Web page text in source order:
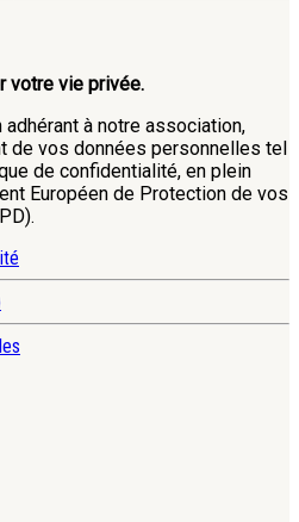
votre vie privée.
à notre association,
de vos données personnelles tel
de confidentialité, en plein
Européen de Protection de vos